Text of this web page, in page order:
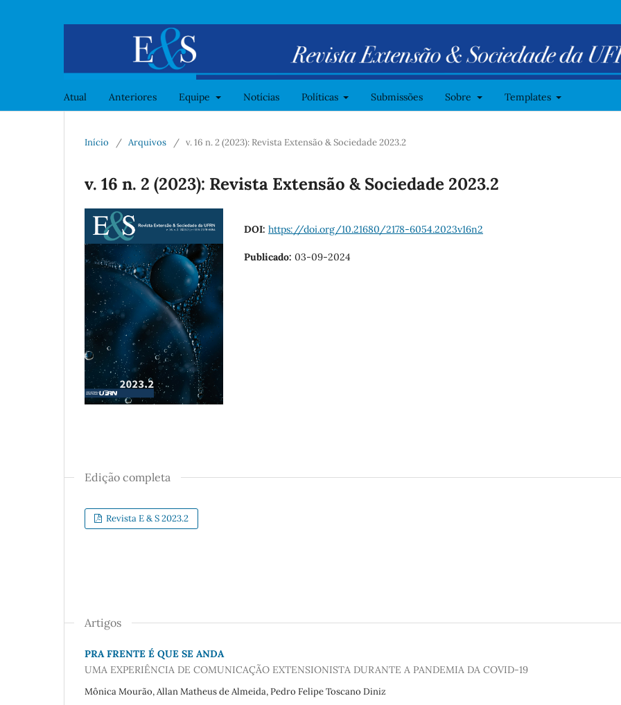
Atual Anteriores Equipe Notícias Políticas Submissões Sobre Templates
Início / Arquivos / v. 16 n. 2 (2023): Revista Extensão & Sociedade 2023.2
v. 16 n. 2 (2023): Revista Extensão & Sociedade 2023.2
DOI: https://doi.org/10.21680/2178-6054.2023v16n2
Publicado: 03-09-2024
Edição completa
Revista E & S 2023.2
Artigos
PRA FRENTE É QUE SE ANDA
UMA EXPERIÊNCIA DE COMUNICAÇÃO EXTENSIONISTA DURANTE A PANDEMIA DA COVID-19
Mônica Mourão, Allan Matheus de Almeida, Pedro Felipe Toscano Diniz